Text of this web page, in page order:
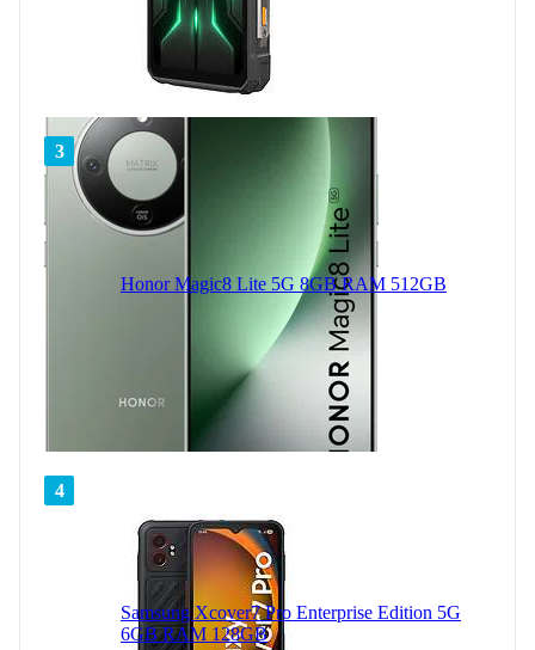
3
Honor Magic8 Lite 5G 8GB RAM 512GB
4
Samsung Xcover7 Pro Enterprise Edition 5G
6GB RAM 128GB